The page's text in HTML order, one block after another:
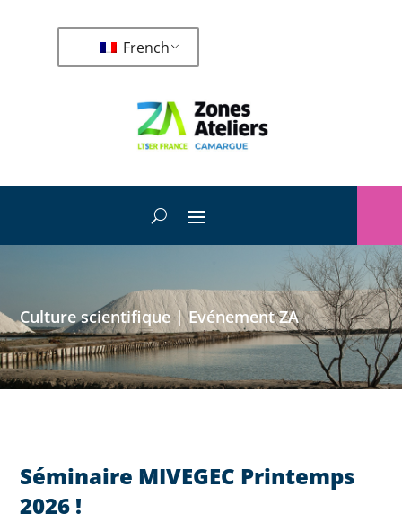
French
Culture scientifique|Evénement ZA
Séminaire MIVEGEC Printemps
2026 !